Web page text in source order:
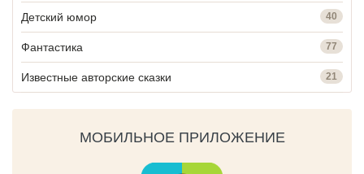
Детский юмор 40
Фантастика 77
Известные авторские сказки 21
МОБИЛЬНОЕ ПРИЛОЖЕНИЕ